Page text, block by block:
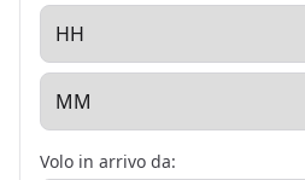
Volo in arrivo da: